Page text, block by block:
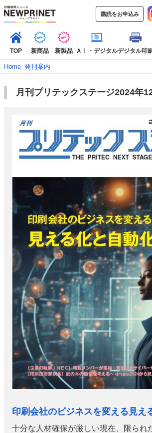
購読をお申込み
TOP 新商品 新製品 ＡＩ・デジタルデジタル印刷
インデックス
インタビュー
カテゴリー一覧
新商品 新製品 ＡＩ・デジタル デジタル印刷
イベン
市場・統計
人事・移転・異動・訃報
特集記事カテゴリー一覧
2022 見える化・MIS特集
特集・デジタル印刷 アイデアで勝負！ ～多様なビ
JAPAN PACK 2023 特集
中古印刷機・製本機特集
特集・デジタル印刷 ～ 新成長軌道を描く
発刊案内
JFPI印刷用語集 印刷機材年
運営
会社案内
購読・購入申し込み
サイ
お問い合わせ
Home–発刊案内
月刊プリテックステージ2024年
印刷会社のビジネスを変える見え
十分な人材確保が厳しい現在、限られ